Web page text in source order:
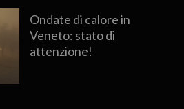
Ondate di calore in
Veneto: stato di
attenzione!